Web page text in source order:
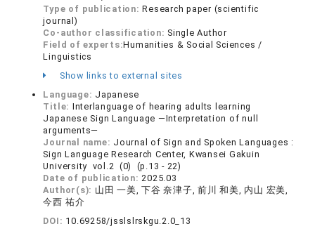
Type of publication:Research paper (scientific
journal)
Co-author classification: Single Author
Field of experts:Humanities & Social Sciences /
Linguistics
Show links to external sites
Language: Japanese
Title: Interlanguage of hearing adults learning
Japanese Sign Language ―Interpretation of null
arguments―
Journal name: Journal of Sign and Spoken Languages :
Sign Language Research Center, Kwansei Gakuin
University vol.2 (0) (p.13 - 22)
Date of publication: 2025.03
Author(s): 山田 一美, 下谷 奈津子, 前川 和美, 内山 宏美,
今西 祐介
DOI: 10.69258/jsslslrskgu.2.0_13